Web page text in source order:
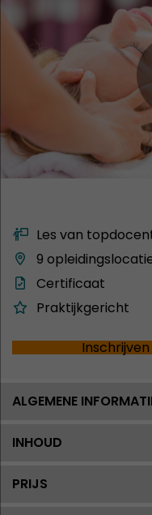
Les van
9
Certificaat
Praktijkgericht
ALGEMENE
INHOUD
PRIJS